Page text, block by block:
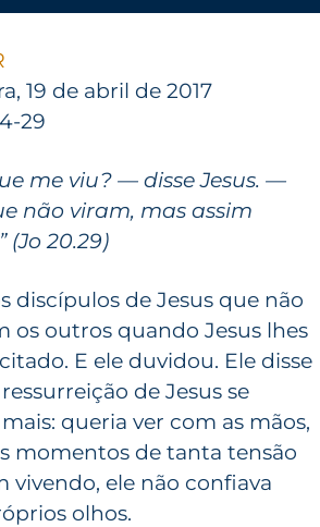
19 de abril de 2017
29
me viu? — disse Jesus. —
não viram, mas assim
(Jo 20.29)
discípulos de Jesus que não
os outros quando Jesus lhes
E ele duvidou. Ele disse
de Jesus se
queria ver com as mãos,
momentos de tanta tensão
vivendo, ele não confiava
olhos.